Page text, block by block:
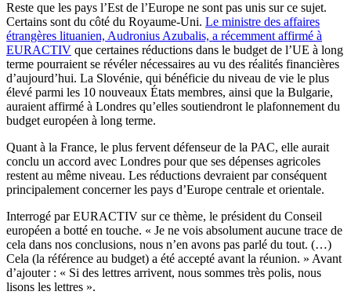
Reste que les pays l’Est de l’Europe ne sont pas unis sur ce sujet.
Certains sont du côté du Royaume-Uni. Le ministre des affaires
étrangères lituanien, Audronius Azubalis, a récemment affirmé à
EURACTIV que certaines réductions dans le budget de l’UE à long
terme pourraient se révéler nécessaires au vu des réalités financières
d’aujourd’hui. La Slovénie, qui bénéficie du niveau de vie le plus
élevé parmi les 10 nouveaux États membres, ainsi que la Bulgarie,
auraient affirmé à Londres qu’elles soutiendront le plafonnement du
budget européen à long terme.
Quant à la France, le plus fervent défenseur de la PAC, elle aurait
conclu un accord avec Londres pour que ses dépenses agricoles
restent au même niveau. Les réductions devraient par conséquent
principalement concerner les pays d’Europe centrale et orientale.
Interrogé par EURACTIV sur ce thème, le président du Conseil
européen a botté en touche. « Je ne vois absolument aucune trace de
cela dans nos conclusions, nous n’en avons pas parlé du tout. (…)
Cela (la référence au budget) a été accepté avant la réunion. » Avant
d’ajouter : « Si des lettres arrivent, nous sommes très polis, nous
lisons les lettres ».